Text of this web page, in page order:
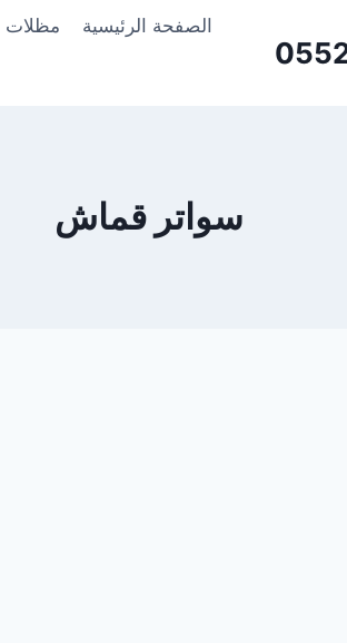
الصفحة الرئيسية مظلات
سواتر قماش